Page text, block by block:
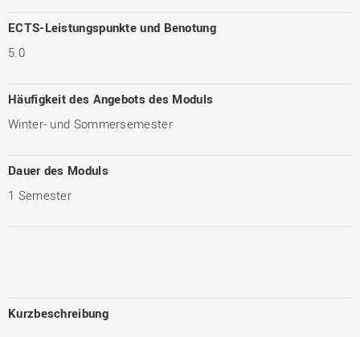
ECTS-Leistungspunkte und Benotung
5.0
Häufigkeit des Angebots des Moduls
Winter- und Sommersemester
Dauer des Moduls
1 Semester
Kurzbeschreibung